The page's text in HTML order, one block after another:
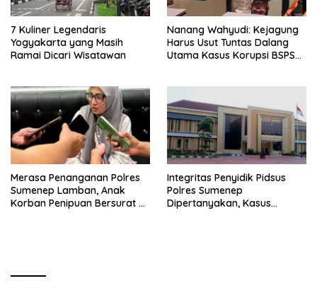
7 Kuliner Legendaris
Yogyakarta yang Masih
Ramai Dicari Wisatawan
Nanang Wahyudi: Kejagung
Harus Usut Tuntas Dalang
Utama Kasus Korupsi BSPS
Merasa Penanganan Polres
Sumenep Lamban, Anak
Korban Penipuan Bersurat ke
Integritas Penyidik Pidsus
Polres Sumenep
Dipertanyakan, Kasus